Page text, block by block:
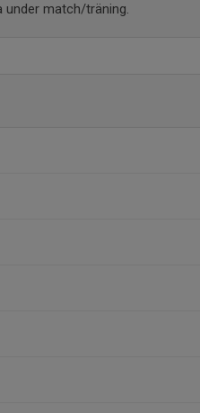
under match/träning.